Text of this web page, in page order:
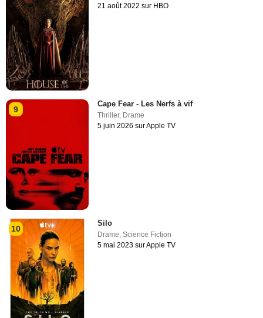
21 août 2022 sur HBO
9
Cape Fear - Les Nerfs à vif
Thriller, Drame
5 juin 2026 sur Apple TV
10
Silo
Drame,Science Fiction
5 mai 2023 sur Apple TV